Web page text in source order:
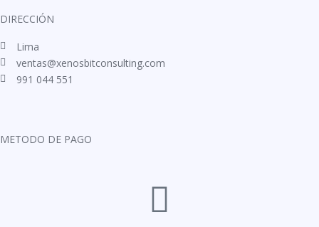
DIRECCIÓN
Lima
ventas@xenosbitconsulting.com
991 044 551
METODO DE PAGO